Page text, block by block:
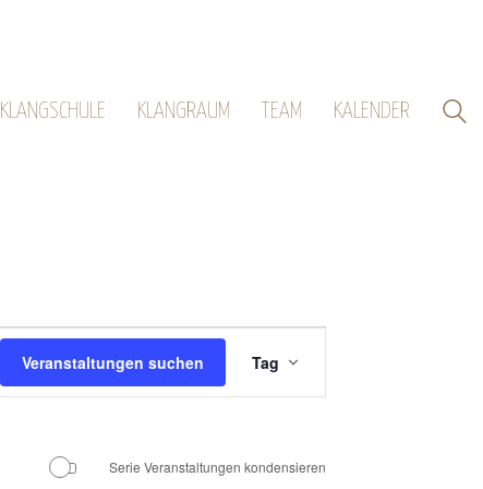
KLANGSCHULE KLANGRAUM TEAM KALENDER
Veranstaltungen suchen
Ansichten-
Tag
Serie Veranstaltungen kondensieren